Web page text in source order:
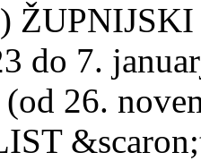
do 7.
26.